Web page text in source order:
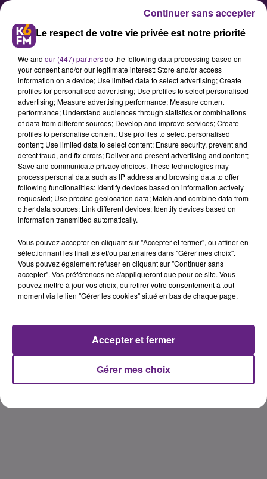
Sécurité, changement
climatique, projets ... Catherine
Minaux, maire de Fontaine-lès-
Dijon, se livre
Le respect de votre vie privée est notre priorité
We and our (447) partnersdo the following data processing based on
your consent and/or our legitimate interest: Store and/or access
information on a device; Use limited data to select advertising; Create
profiles for personalised advertising; Use profiles to select personalised
advertising; Measure advertising performance; Measure content
performance; Understand audiences through statistics or combinations
of data from different sources; Develop and improve services; Create
profiles to personalise content; Use profiles to select personalised
content; Use limited data to select content; Ensure security, prevent and
detect fraud, and fix errors; Deliver and present advertising and content;
Save and communicate privacy choices. These technologies may
process personal data such as IP address and browsing data to offer
following functionalities: Identify devices based on information actively
requested; Use precise geolocation data; Match and combine data from
other data sources; Link different devices; Identify devices based on
information transmitted automatically.
Vous pouvez accepter en cliquant sur "Accepter et fermer", ou affiner en
sélectionnant les finalités et/ou partenaires dans "Gérer mes choix".
Vous pouvez également refuser en cliquant sur "Continuer sans
accepter". Vos préférences ne s'appliqueront que pour ce site. Vous
pouvez mettre à jour vos choix, ou retirer votre consentement à tout
moment via le lien "Gérer les cookies" situé en bas de chaque page.
Gérer mes choix
Accepter et fermer
Continuer sans accepter